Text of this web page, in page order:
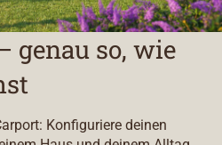
genau so, wie
Konfiguriere deinen